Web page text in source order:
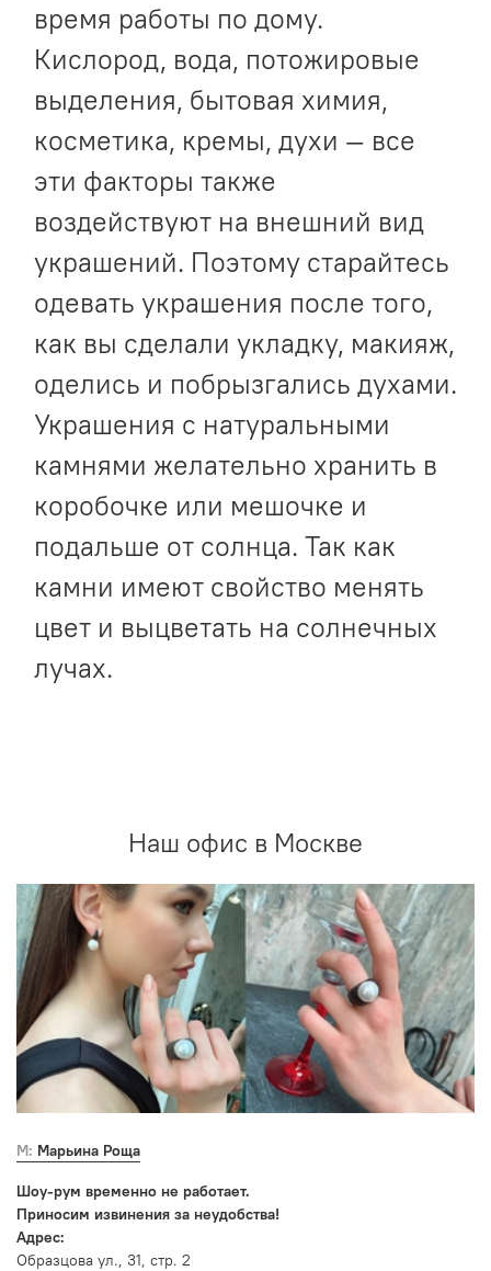
время работы по дому.
Кислород, вода, потожировые
выделения, бытовая химия,
косметика, кремы, духи — все
эти факторы также
воздействуют на внешний вид
украшений. Поэтому старайтесь
одевать украшения после того,
как вы сделали укладку, макияж,
оделись и побрызгались духами.
Украшения с натуральными
камнями желательно хранить в
коробочке или мешочке и
подальше от солнца. Так как
камни имеют свойство менять
цвет и выцветать на солнечных
лучах.
Наш офис в Москве
М: Марьина Роща
Шоу-рум временно не работает.
Приносим извинения за неудобства!
Адрес:
Образцова ул., 31, стр. 2